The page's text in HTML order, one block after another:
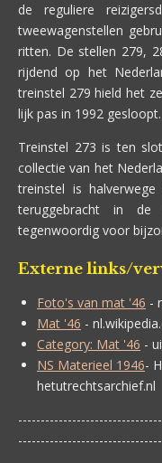
de reguliere
tweewagenstellen
ritten. De stellen 279,
rijdend op het
treinstel 279 hield het
lijk pas in 1992 gesloopt.
Treinstel 273 is ten
collectie van het
treinstel is
teruggebracht in de
tegenwoordig voor
Externe links/
Foto's van mat '46 -
Mat '46 -
Category: Mat '46 -
NS Materieel 1946-
hetutrechtsarchief.nl